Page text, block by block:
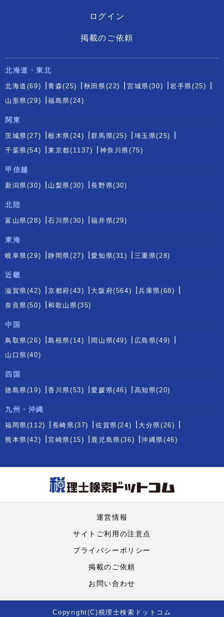
ログイン
掲載のご依頼
北海道・東北
北海道(69) 青森(25) 秋田県(22) 宮城県(30)
岩手県(25)
山形県(29)
福島県(24)
関東
茨城県(27) 栃木県(24) 群馬県(25)
埼玉県(25)
千葉県(54)
東京都(1137) 神奈川県(75)
甲信越
新潟県(30) 山梨県(30) 長野県(30)
北陸
富山県(28) 石川県(30) 福井県(29)
東海
岐阜県(29) 静岡県(27) 愛知県(31) 三重県(28)
近畿
滋賀県(42) 京都府(43) 大阪府(564)
兵庫県(68)
奈良県(50)
和歌山県(35)
中国
鳥取県(26) 島根県(14) 岡山県(49)
広島県(49)
山口県(40)
四国
徳島県(19) 香川県(53) 愛媛県(46) 高知県(20)
九州・沖縄
福岡県(112) 長崎県(37) 佐賀県(24)
大分県(26)
熊本県(42)
宮崎県(15) 鹿児島県(36) 沖縄県(46)
運営情報
サイトご利用の注意点
プライバシーポリシー
掲載のご依頼
お問い合わせ
Copyright(C)税理士検索ドットコム